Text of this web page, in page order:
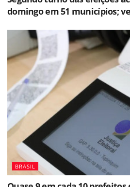
domingo em 51 municípios;
BRASIL